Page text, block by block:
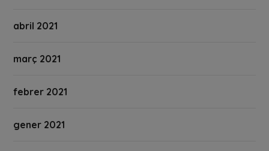
abril 2021
març 2021
febrer 2021
gener 2021